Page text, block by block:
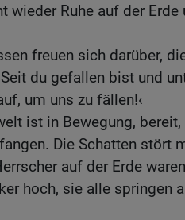
wieder Ruhe auf der Erde
freuen sich darüber,
du gefallen bist und
um uns zu fällen!‹
ist in Bewegung,
Die Schatten stört
auf der Erde
hoch, sie alle springen